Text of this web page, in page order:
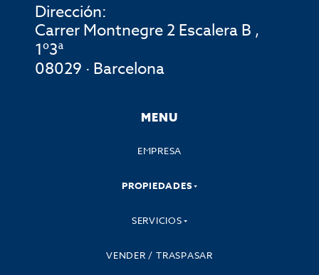
Dirección:
Carrer Montnegre 2 Escalera B ,
1º3ª
08029 · Barcelona
MENU
EMPRESA
PROPIEDADES
SERVICIOS
VENDER / TRASPASAR